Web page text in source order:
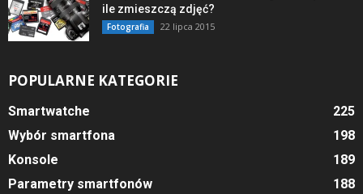
ile zmieszczą zdjęć?
Fotografia 22 lipca 2015
POPULARNE KATEGORIE
Smartwatche
225
Wybór smartfona
198
Konsole
189
Parametry smartfonów
188